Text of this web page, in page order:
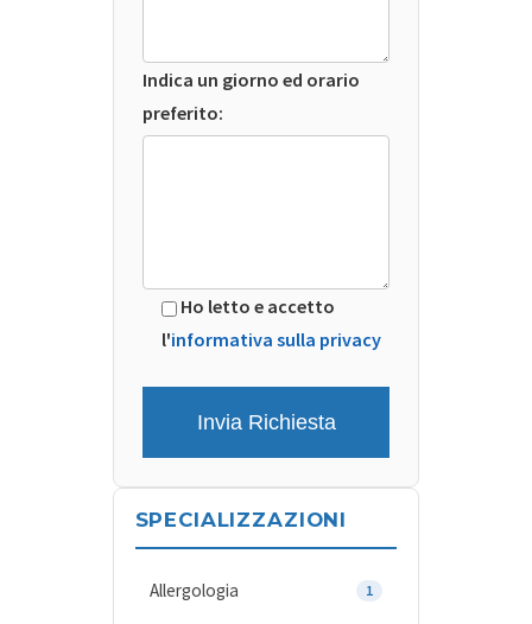
Indica un giorno ed orario
preferito:
Ho letto e accetto
l'informativa sulla privacy
SPECIALIZZAZIONI
Allergologia 1